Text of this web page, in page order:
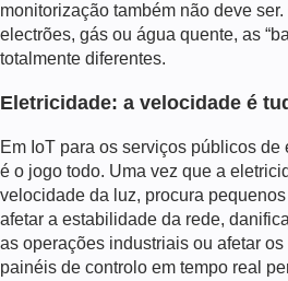
monitorização também não deve
electrões, gás ou água quente, as
totalmente diferentes.
Eletricidade: a velocidade é
Em IoT para os serviços públicos de
é o jogo todo. Uma vez que a
velocidade da luz, procura
afetar a estabilidade da rede,
as operações industriais ou afetar
painéis de controlo em tempo real